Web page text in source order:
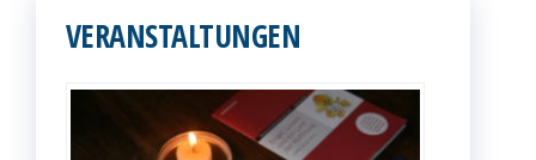
VERANSTALTUNGEN